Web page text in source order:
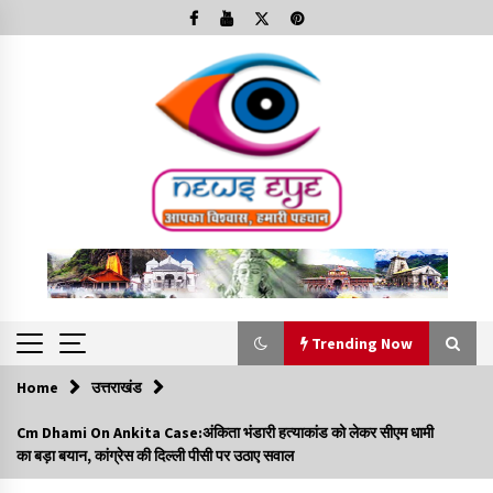
to
Trending Now
Trending Now
Minorities Rights Day : विश्व अल्पसंख्यक अधिकार दिवस
कार्यक्रम में शामिल हुए सीएम,आधुनिक मदरसों का नाम अब्दुल कलाम के नाम
Home उत्तराखंड
Cm Dhami On Ankita Case:अंकिता भंडारी हत्याकांड को लेकर सीएम धामी
का बड़ा बयान, कांग्रेस की दिल्ली पीसी पर उठाए सवाल